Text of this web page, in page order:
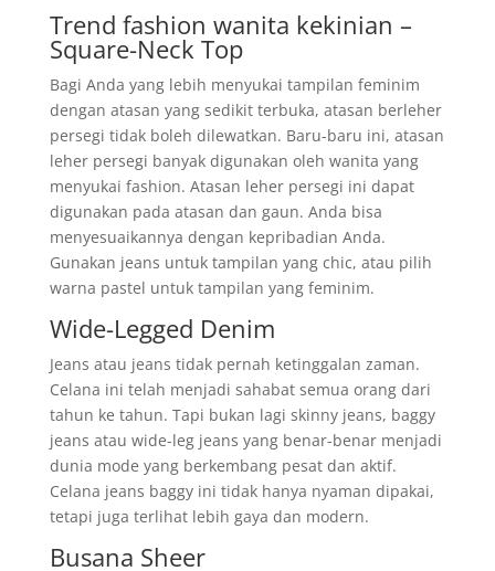
Trend fashion wanita kekinian –
Square-Neck Top
Bagi Anda yang lebih menyukai tampilan feminim
dengan atasan yang sedikit terbuka, atasan berleher
persegi tidak boleh dilewatkan. Baru-baru ini, atasan
leher persegi banyak digunakan oleh wanita yang
menyukai fashion. Atasan leher persegi ini dapat
digunakan pada atasan dan gaun. Anda bisa
menyesuaikannya dengan kepribadian Anda.
Gunakan jeans untuk tampilan yang chic, atau pilih
warna pastel untuk tampilan yang feminim.
Wide-Legged Denim
Jeans atau jeans tidak pernah ketinggalan zaman.
Celana ini telah menjadi sahabat semua orang dari
tahun ke tahun. Tapi bukan lagi skinny jeans, baggy
jeans atau wide-leg jeans yang benar-benar menjadi
dunia mode yang berkembang pesat dan aktif.
Celana jeans baggy ini tidak hanya nyaman dipakai,
tetapi juga terlihat lebih gaya dan modern.
Busana Sheer